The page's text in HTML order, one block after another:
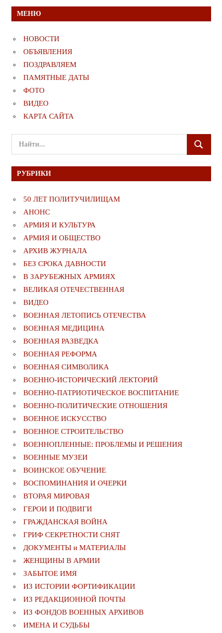
МЕНЮ
НОВОСТИ
ОБЪЯВЛЕНИЯ
ПОЗДРАВЛЯЕМ
ПАМЯТНЫЕ ДАТЫ
ФОТО
ВИДЕО
КАРТА САЙТА
Поиск
для:
ПОИСК
РУБРИКИ
50 ЛЕТ ПОЛИТУЧИЛИЩАМ
АНОНС
АРМИЯ И КУЛЬТУРА
АРМИЯ И ОБЩЕСТВО
АРХИВ ЖУРНАЛА
БЕЗ СРОКА ДАВНОСТИ
В ЗАРУБЕЖНЫХ АРМИЯХ
ВЕЛИКАЯ ОТЕЧЕСТВЕННАЯ
ВИДЕО
ВОЕННАЯ ЛЕТОПИСЬ ОТЕЧЕСТВА
ВОЕННАЯ МЕДИЦИНА
ВОЕННАЯ РАЗВЕДКА
ВОЕННАЯ РЕФОРМА
ВОЕННАЯ СИМВОЛИКА
ВОЕННО-ИСТОРИЧЕСКИЙ ЛЕКТОРИЙ
ВОЕННО-ПАТРИОТИЧЕСКОЕ ВОСПИТАНИЕ
ВОЕННО-ПОЛИТИЧЕСКИE ОТНОШЕНИЯ
ВОЕННОЕ ИСКУССТВО
ВОЕННОЕ СТРОИТЕЛЬСТВО
ВОЕННОПЛЕННЫЕ: ПРОБЛЕМЫ И РЕШЕНИЯ
ВОЕННЫЕ МУЗЕИ
ВОИНСКОЕ ОБУЧЕНИЕ
ВОСПОМИНАНИЯ И ОЧЕРКИ
ВТОРАЯ МИРОВАЯ
ГЕРОИ И ПОДВИГИ
ГРАЖДАНСКАЯ ВОЙНА
ГРИФ СЕКРЕТНОСТИ СНЯТ
ДОКУМЕНТЫ и МАТЕРИАЛЫ
ЖЕНЩИНЫ В АРМИИ
ЗАБЫТОЕ ИМЯ
ИЗ ИСТОРИИ ФОРТИФИКАЦИИ
ИЗ РЕДАКЦИОННОЙ ПОЧТЫ
ИЗ ФОНДОВ ВОЕННЫХ АРХИВОВ
ИМЕНА И СУДЬБЫ